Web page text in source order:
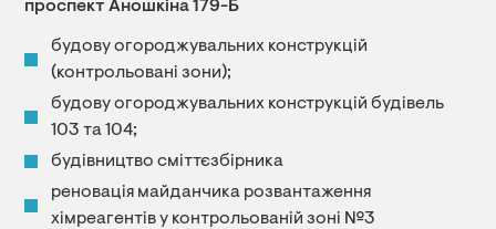
проспект Аношкіна 179-Б
будову огороджувальних конструкцій
(контрольовані зони);
будову огороджувальних конструкцій будівель
103 та 104;
будівництво сміттєзбірника
реновація майданчика розвантаження
хімреагентів у контрольованій зоні №3